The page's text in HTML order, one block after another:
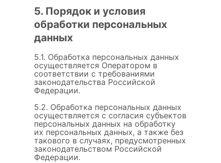
5. Порядок и условия
обработки персональных
данных
5.1. Обработка персональных данных
осуществляется Оператором в
соответствии с требованиями
законодательства Российской
Федерации.
5.2. Обработка персональных данных
осуществляется с согласия субъектов
персональных данных на обработку
их персональных данных, а также без
такового в случаях, предусмотренных
законодательством Российской
Федерации.